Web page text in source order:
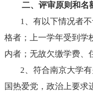
二、评审原则和名
1、有以下情况者
格者；上一学年受到学
内者；无故欠缴学费、
2、符合南京大学
国热爱党 ，政治上要